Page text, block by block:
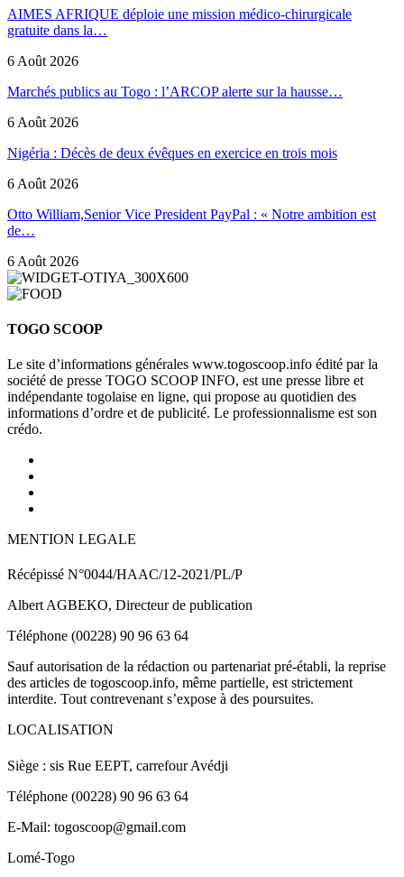
AIMES AFRIQUE déploie une mission médico-chirurgicale
gratuite dans la…
6 Août 2026
Marchés publics au Togo : l’ARCOP alerte sur la hausse…
6 Août 2026
Nigéria : Décès de deux évêques en exercice en trois mois
6 Août 2026
Otto William,Senior Vice President PayPal : « Notre ambition est
de…
6 Août 2026
TOGO SCOOP
Le site d’informations générales www.togoscoop.info édité par la
société de presse TOGO SCOOP INFO, est une presse libre et
indépendante togolaise en ligne, qui propose au quotidien des
informations d’ordre et de publicité. Le professionnalisme est son
crédo.
MENTION LEGALE
Récépissé N°0044/HAAC/12-2021/PL/P
Albert AGBEKO, Directeur de publication
Téléphone (00228) 90 96 63 64
Sauf autorisation de la rédaction ou partenariat pré-établi, la reprise
des articles de togoscoop.info, même partielle, est strictement
interdite. Tout contrevenant s’expose à des poursuites.
LOCALISATION
Siège : sis Rue EEPT, carrefour Avédji
Téléphone (00228) 90 96 63 64
E-Mail: togoscoop@gmail.com
Lomé-Togo